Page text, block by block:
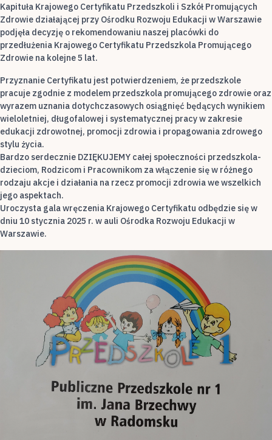
Kapituła Krajowego Certyfikatu Przedszkoli i Szkół Promujących
Zdrowie działającej przy Ośrodku Rozwoju Edukacji w Warszawie
podjęła decyzję o rekomendowaniu naszej placówki do
przedłużenia Krajowego Certyfikatu Przedszkola Promującego
Zdrowie na kolejne 5 lat.
Przyznanie Certyfikatu jest potwierdzeniem, że przedszkole
pracuje zgodnie z modelem przedszkola promującego zdrowie oraz
wyrazem uznania dotychczasowych osiągnięć będących wynikiem
wieloletniej, długofalowej i systematycznej pracy w zakresie
edukacji zdrowotnej, promocji zdrowia i propagowania zdrowego
stylu życia.
Bardzo serdecznie DZIĘKUJEMY całej społeczności przedszkola-
dzieciom, Rodzicom i Pracownikom za włączenie się w różnego
rodzaju akcje i działania na rzecz promocji zdrowia we wszelkich
jego aspektach.
Uroczysta gala wręczenia Krajowego Certyfikatu odbędzie się w
dniu 10 stycznia 2025 r. w auli Ośrodka Rozwoju Edukacji w
Warszawie.